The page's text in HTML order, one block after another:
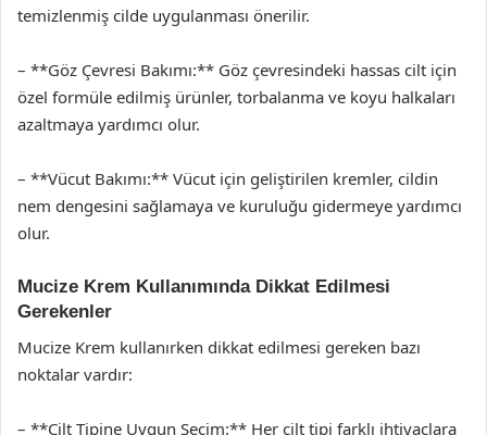
temizlenmiş cilde uygulanması önerilir.
– **Göz Çevresi Bakımı:** Göz çevresindeki hassas cilt için
özel formüle edilmiş ürünler, torbalanma ve koyu halkaları
azaltmaya yardımcı olur.
– **Vücut Bakımı:** Vücut için geliştirilen kremler, cildin
nem dengesini sağlamaya ve kuruluğu gidermeye yardımcı
olur.
Mucize Krem Kullanımında Dikkat Edilmesi
Gerekenler
Mucize Krem kullanırken dikkat edilmesi gereken bazı
noktalar vardır:
– **Cilt Tipine Uygun Seçim:** Her cilt tipi farklı ihtiyaçlara